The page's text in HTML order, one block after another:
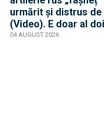
urmărit și distrus
(Video). E doar al
război
04 AUGUST 2026